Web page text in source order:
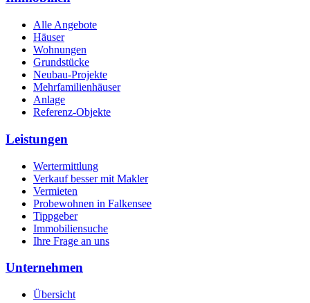
Alle Angebote
Häuser
Wohnungen
Grundstücke
Neubau-Projekte
Mehrfamilienhäuser
Anlage
Referenz-Objekte
Leistungen
Wertermittlung
Verkauf besser mit Makler
Vermieten
Probewohnen in Falkensee
Tippgeber
Immobiliensuche
Ihre Frage an uns
Unternehmen
Übersicht